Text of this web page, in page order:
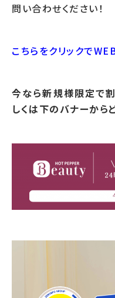
問い合わせください！
こちらをクリックで
今なら新規様限定で
しくは下のバナーから